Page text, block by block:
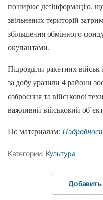
поширює дезінформацію,
звільнених територій
збільшення обмінного
окупантами.
Підрозділи ракетних
за добу уразили 4 райони
озброєння та військової
важливий військовий
По материалам:
Категории: Культура